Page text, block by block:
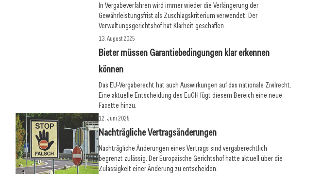
In Vergabeverfahren wird immer wieder die Verlängerung der
Gewährleistungsfrist als Zuschlagskriterium verwendet. Der
Verwaltungsgerichtshof hat Klarheit geschaffen.
13. August 2025
Bieter müssen Garantiebedingungen klar erkennen
können
Das EU-Vergaberecht hat auch Auswirkungen auf das nationale Zivilrecht.
Eine aktuelle Entscheidung des EuGH fügt diesem Bereich eine neue
Facette hinzu.
12. Juni 2025
Nachträgliche Vertragsänderungen
Nachträgliche Änderungen eines Vertrags sind vergaberechtlich
begrenzt zulässig. Der Europäische Gerichtshof hatte aktuell über die
Zulässigkeit einer Änderung zu entscheiden.